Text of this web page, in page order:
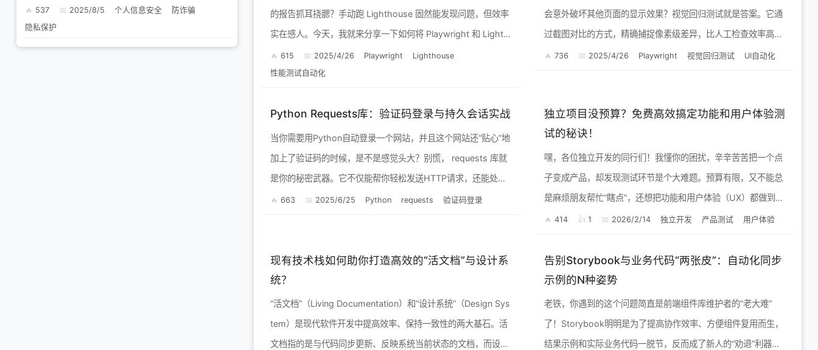
的报告抓耳挠腮？手动跑 Lighthouse 固然能发现问题，但效率
实在感人。今天，我就来分享一下如何将 Playwright 和 Lighth
ouse 完美结合，让性...
615 2025/4/26 Playwright
Lighthouse
性能测试自动化
会意外破坏其他页面的显示效果？视觉回归测试就是答案。它通
过截图对比的方式，精确捕捉像素级差异，比人工检查效率高20
0倍以上。 Playwright环境配置 安装Node...
736 2025/4/26 Playwright 视觉回归测试 UI自动化
Python Requests库：验证码登录与持久会话实战
当你需要用Python自动登录一个网站，并且这个网站还“贴心”地
加上了验证码的时候，是不是感觉头大？别慌， requests 库就
是你的秘密武器。它不仅能帮你轻松发送HTTP请求，还能处理
验证码，保持登录状态，让你的爬虫或者自动化脚本畅通...
663 2025/6/25 Python requests 验证码登录
独立项目没预算？免费高效搞定功能和用户体验测
试的秘诀！
嘿，各位独立开发的同行们！我懂你的困扰，辛辛苦苦把一个点
子变成产品，却发现测试环节是个大难题。预算有限，又不能总
是麻烦朋友帮忙“瞎点”，还想把功能和用户体验（UX）都做到
位，这可怎么办？ 别急，作为过来人，我给大家支几招，都是我
414 1 2026/2/14 独立开发 产品测试 用户体验
现有技术栈如何助你打造高效的“活文档”与设计系
统？
“活文档”（Living Documentation）和“设计系统”（Design Sys
tem）是现代软件开发中提高效率、保持一致性的两大基石。活
文档指的是与代码同步更新、反映系统当前状态的文档，而设计
告别Storybook与业务代码“两张皮”：自动化同步
示例的N种姿势
老铁，你遇到的这个问题简直是前端组件库维护者的“老大难”
了！Storybook明明是为了提高协作效率、方便组件复用而生，
结果示例和实际业务代码一脱节，反而成了新人的“劝退”利器，
537 2025/8/5 个人信息安全
防诈骗
隐私保护